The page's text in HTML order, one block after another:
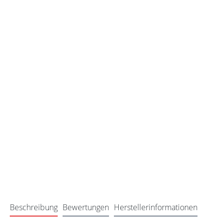
Beschreibung Bewertungen Herstellerinformationen